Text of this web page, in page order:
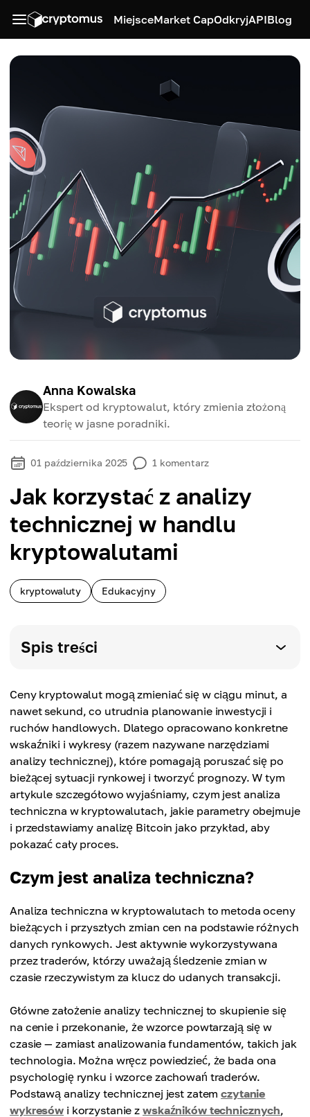
MiejsceMarket CapOdkryjAPIBlog
Anna Kowalska
Ekspert od kryptowalut, który zmienia złożoną
teorię w jasne poradniki.
01 października 2025 1 komentarz
Jak korzystać z analizy
technicznej w handlu
kryptowalutami
kryptowaluty Edukacyjny
Spis treści
Ceny kryptowalut mogą zmieniać się w ciągu minut, a
nawet sekund, co utrudnia planowanie inwestycji i
ruchów handlowych. Dlatego opracowano konkretne
wskaźniki i wykresy (razem nazywane narzędziami
analizy technicznej), które pomagają poruszać się po
bieżącej sytuacji rynkowej i tworzyć prognozy. W tym
artykule szczegółowo wyjaśniamy, czym jest analiza
techniczna w kryptowalutach, jakie parametry obejmuje
i przedstawiamy analizę Bitcoin jako przykład, aby
pokazać cały proces.
Czym jest analiza techniczna?
Analiza techniczna w kryptowalutach to metoda oceny
bieżących i przyszłych zmian cen na podstawie różnych
danych rynkowych. Jest aktywnie wykorzystywana
przez traderów, którzy uważają śledzenie zmian w
czasie rzeczywistym za klucz do udanych transakcji.
Główne założenie analizy technicznej to skupienie się
na cenie i przekonanie, że wzorce powtarzają się w
czasie — zamiast analizowania fundamentów, takich jak
technologia. Można wręcz powiedzieć, że bada ona
psychologię rynku i wzorce zachowań traderów.
Podstawą analizy technicznej jest zatemczytanie
wykresów i korzystanie zwskaźników technicznych,